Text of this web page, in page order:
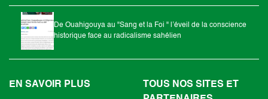
De Ouahigouya au "Sang et la Foi " l’éveil de la conscience
historique face au radicalisme sahélien
EN SAVOIR PLUS
TOUS NOS SITES ET